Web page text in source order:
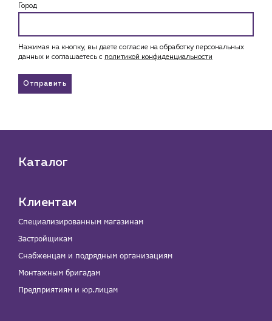
Город
Нажимая на кнопку, вы даете согласие на обработку персональных
данных и соглашаетесь c политикой конфиденциальности
Отправить
Каталог
Клиентам
Специализированным магазинам
Застройщикам
Снабженцам и подрядным организациям
Монтажным бригадам
Предприятиям и юр.лицам